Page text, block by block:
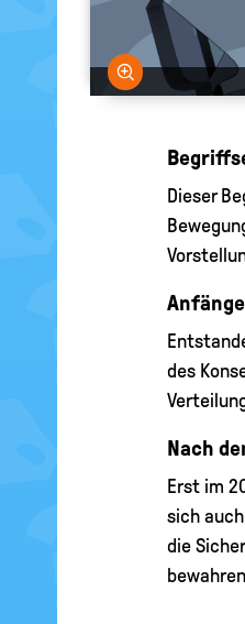
Bild
Dieser
des
Nach
Erst im
sich
die